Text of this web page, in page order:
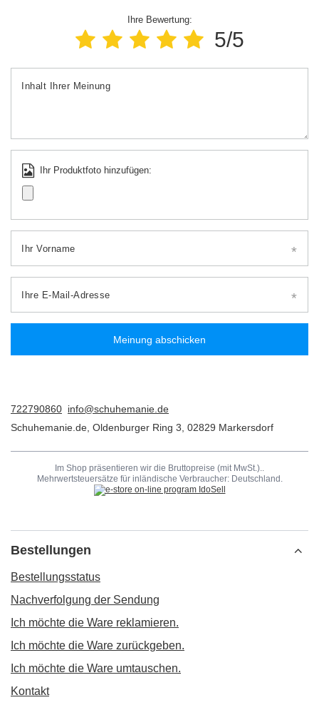
Ihre Bewertung:
5/5
Inhalt Ihrer Meinung
Ihr Produktfoto hinzufügen:
Ihr Vorname
Ihre E-Mail-Adresse
Meinung abschicken
722790860 info@schuhemanie.de
Schuhemanie.de Oldenburger Ring 3 02829 Markersdorf
Im Shop präsentieren wir die Bruttopreise (mit MwSt.)..
Mehrwertsteuersätze für inländische Verbraucher: Deutschland .
Bestellungen
Bestellungsstatus
Nachverfolgung der Sendung
Ich möchte die Ware reklamieren.
Ich möchte die Ware zurückgeben.
Ich möchte die Ware umtauschen.
Kontakt